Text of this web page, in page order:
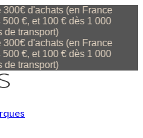
d'achats (en France
€, et 100 € dès 1 000
transport)
d'achats (en France
€, et 100 € dès 1 000
transport)